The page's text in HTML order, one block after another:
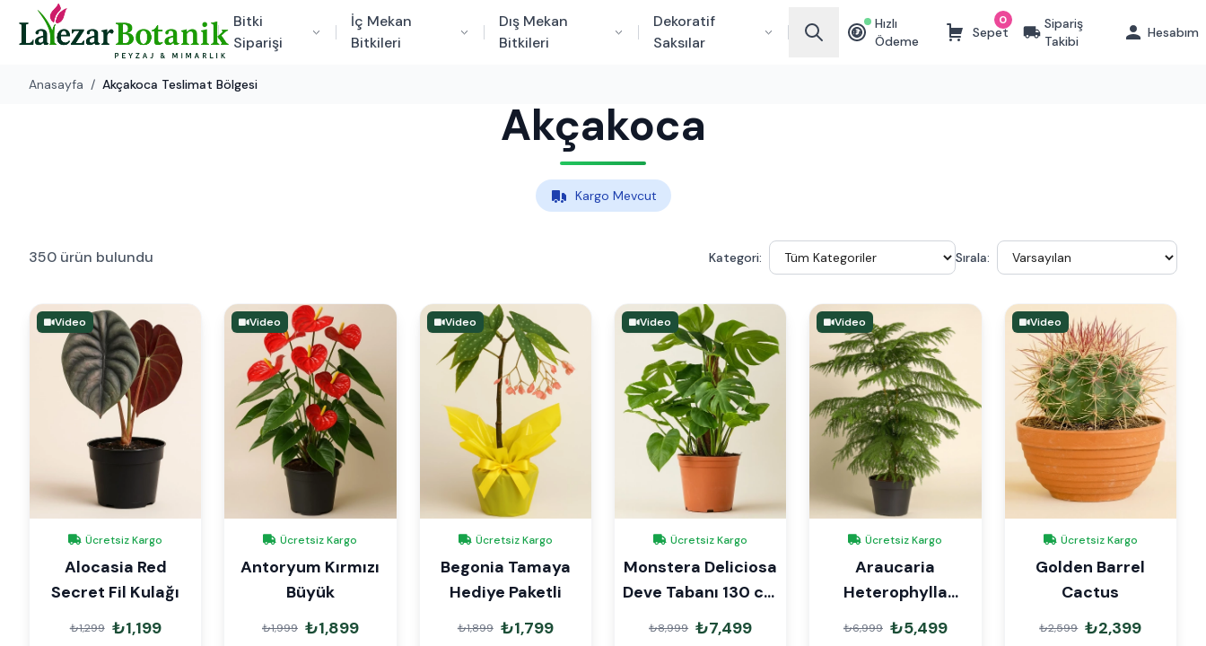
Bitki
Siparişi
İç Mekan
Bitkileri
Dış Mekan
Bitkileri
Dekoratif
Saksılar
₺
Hızlı
Ödeme
Sepet
0
Sipariş
Takibi
Hesabım
Anasayfa / Akçakoca Teslimat Bölgesi
Akçakoca
Kargo Mevcut
350 ürün bulundu Kategori: Sırala:
Video
Ücretsiz Kargo
Alocasia Red
Secret Fil Kulağı
₺1,299 ₺1,199
Video
Ücretsiz Kargo
Antoryum Kırmızı
Büyük
₺1,999 ₺1,899
Video
Ücretsiz Kargo
Begonia Tamaya
Hediye Paketli
₺1,899 ₺1,799
Video
Ücretsiz Kargo
Monstera Deliciosa
Deve Tabanı 130 cm
Mons Çubuklu İthal
₺8,999 ₺7,499
Video
Ücretsiz Kargo
Araucaria
Heterophylla
Arokarya Çam 110-
₺6,999 ₺5,499
Video
Ücretsiz Kargo
Golden Barrel
Cactus
₺2,599 ₺2,399